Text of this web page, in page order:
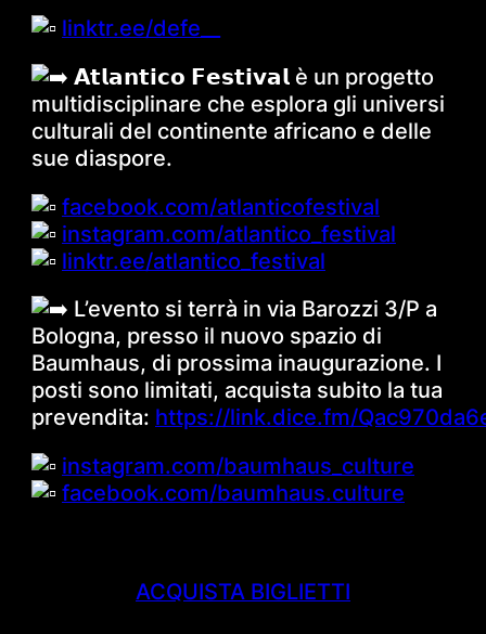
linktr.ee/defe__
𝗔𝘁𝗹𝗮𝗻𝘁𝗶𝗰𝗼 𝗙𝗲𝘀𝘁𝗶𝘃𝗮𝗹 è un progetto
multidisciplinare che esplora gli universi
culturali del continente africano e delle
sue diaspore.
facebook.com/atlanticofestival
instagram.com/atlantico_festival
linktr.ee/atlantico_festival
L’evento si terrà in via Barozzi 3/P a
Bologna, presso il nuovo spazio di
Baumhaus, di prossima inaugurazione. I
posti sono limitati, acquista subito la tua
prevendita: https://link.dice.fm/
instagram.com/baumhaus_culture
facebook.com/baumhaus.culture
ACQUISTA BIGLIETTI